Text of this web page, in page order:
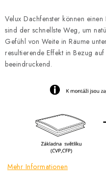
Velux Dachfenster können
sind der schnellste Weg, um
Gefühl von Weite in Räume
resultierende Effekt in Bezug
beeindruckend.
Mehr Informationen